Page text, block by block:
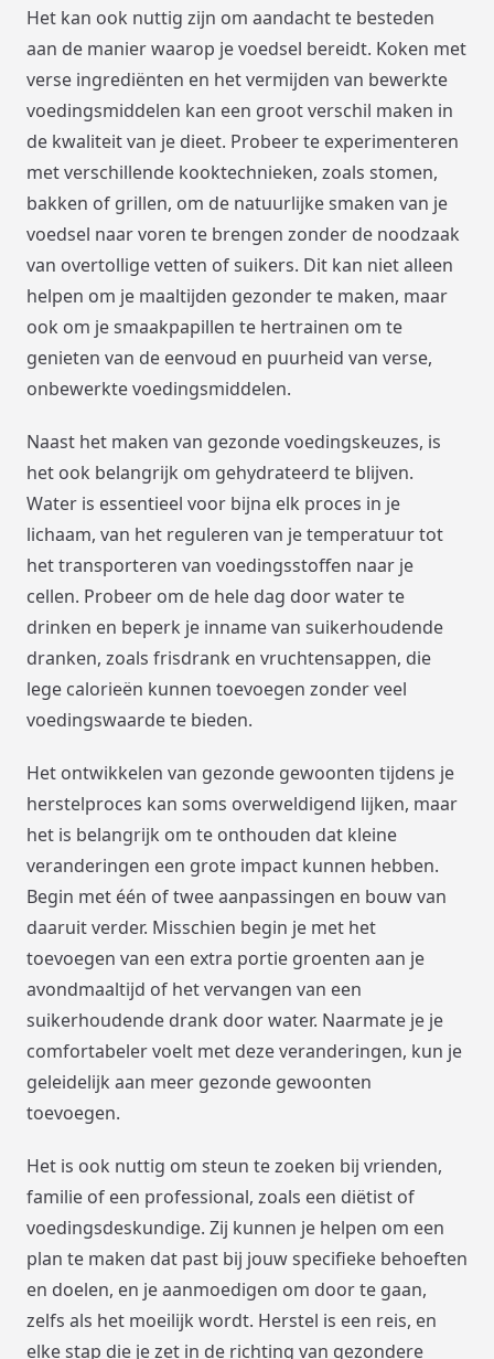
Het kan ook nuttig zijn om aandacht te besteden
aan de manier waarop je voedsel bereidt. Koken met
verse ingrediënten en het vermijden van bewerkte
voedingsmiddelen kan een groot verschil maken in
de kwaliteit van je dieet. Probeer te experimenteren
met verschillende kooktechnieken, zoals stomen,
bakken of grillen, om de natuurlijke smaken van je
voedsel naar voren te brengen zonder de noodzaak
van overtollige vetten of suikers. Dit kan niet alleen
helpen om je maaltijden gezonder te maken, maar
ook om je smaakpapillen te hertrainen om te
genieten van de eenvoud en puurheid van verse,
onbewerkte voedingsmiddelen.
Naast het maken van gezonde voedingskeuzes, is
het ook belangrijk om gehydrateerd te blijven.
Water is essentieel voor bijna elk proces in je
lichaam, van het reguleren van je temperatuur tot
het transporteren van voedingsstoffen naar je
cellen. Probeer om de hele dag door water te
drinken en beperk je inname van suikerhoudende
dranken, zoals frisdrank en vruchtensappen, die
lege calorieën kunnen toevoegen zonder veel
voedingswaarde te bieden.
Het ontwikkelen van gezonde gewoonten tijdens je
herstelproces kan soms overweldigend lijken, maar
het is belangrijk om te onthouden dat kleine
veranderingen een grote impact kunnen hebben.
Begin met één of twee aanpassingen en bouw van
daaruit verder. Misschien begin je met het
toevoegen van een extra portie groenten aan je
avondmaaltijd of het vervangen van een
suikerhoudende drank door water. Naarmate je je
comfortabeler voelt met deze veranderingen, kun je
geleidelijk aan meer gezonde gewoonten
toevoegen.
Het is ook nuttig om steun te zoeken bij vrienden,
familie of een professional, zoals een diëtist of
voedingsdeskundige. Zij kunnen je helpen om een
plan te maken dat past bij jouw specifieke behoeften
en doelen, en je aanmoedigen om door te gaan,
zelfs als het moeilijk wordt. Herstel is een reis, en
elke stap die je zet in de richting van gezondere